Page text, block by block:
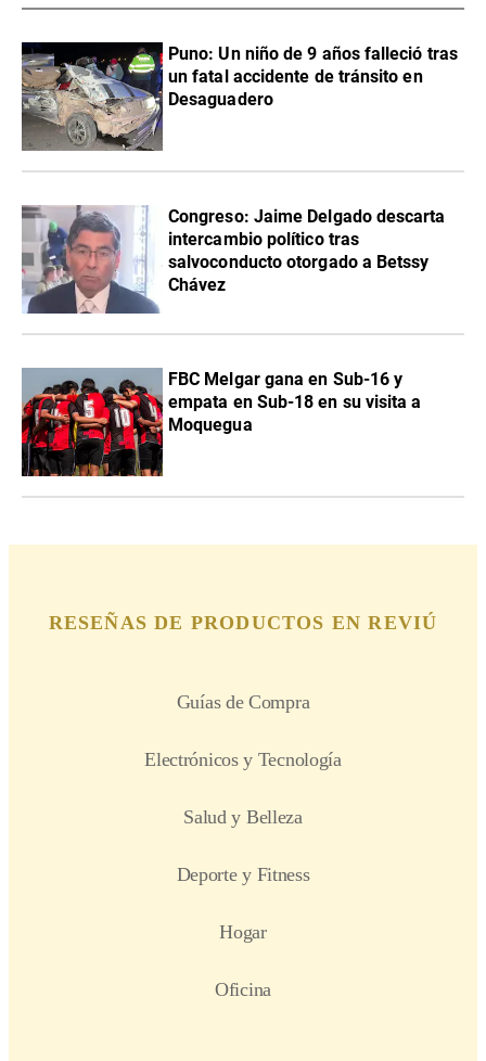
Puno: Un niño de 9 años falleció tras
un fatal accidente de tránsito en
Desaguadero
Congreso: Jaime Delgado descarta
intercambio político tras
salvoconducto otorgado a Betssy
Chávez
FBC Melgar gana en Sub-16 y
empata en Sub-18 en su visita a
Moquegua